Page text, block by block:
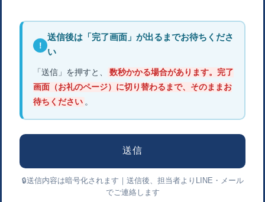
!
送信後は「完了画面」が出るまでお待ちくださ
い
「送信」を押すと、
数秒かかる場合があります。完了
画面（お礼のページ）に切り替わるまで、そのままお
待ちください 。
🔒送信内容は暗号化されます｜送信後、担当者よりLINE・メール
でご連絡します